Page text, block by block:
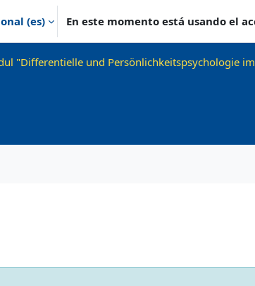
‎(es)‎ En este momento está usando el
"Differentielle und Persönlichkeitspsychologie
foros